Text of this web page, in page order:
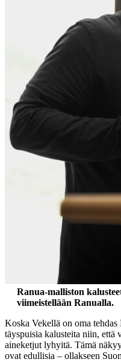
Ranua-malliston
viimeistellään Ranualla.
Koska Vekellä on oma
täyspuisia kalusteita niin, että
aineketjut lyhyitä. Tämä
ovat edullisia – ollakseen